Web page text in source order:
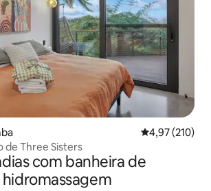
Classificação
4,97 (210)
de Three Sisters
com banheira de
hidromassagem